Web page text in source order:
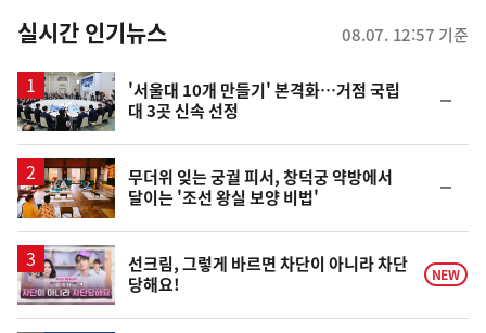
뉴
스
실시간 인기뉴스 08.07. 12:57 기준
'서울대 10개 만들기' 본격화…거점 국립
대 3곳 신속 선정
일
무더위 잊는 궁궐 피서, 창덕궁 약방에서
달이는 '조선 왕실 보양 비법'
일
영
상
선크림, 그렇게 바르면 차단이 아니라 차단
당해요!
NEW